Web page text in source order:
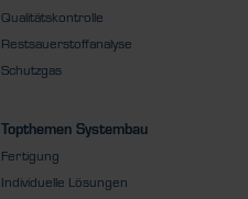
Qualitätskontrolle
Restsauerstoffanalyse
Schutzgas
Topthemen Systembau
Fertigung
Individuelle Lösungen